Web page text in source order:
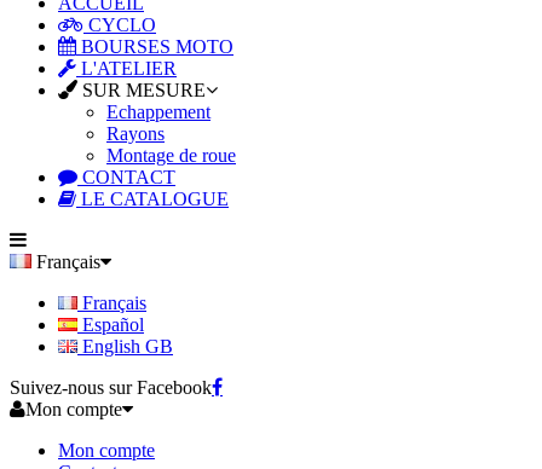
CYCLO
BOURSES MOTO
L'ATELIER
SUR MESURE
Echappement
Rayons
Montage de roue
CONTACT
LE CATALOGUE
Français
Français
Español
English GB
Suivez-nous sur Facebook
Mon compte
Mon compte